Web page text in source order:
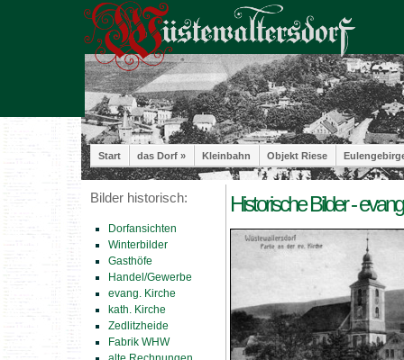
Start das Dorf » Kleinbahn Objekt Riese
Bilder historisch:
Dorfansichten
Winterbilder
Gasthöfe
Handel/Gewerbe
evang. Kirche
kath. Kirche
Zedlitzheide
Fabrik WHW
Historische Bilder -